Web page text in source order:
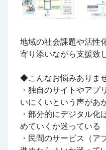
地域の社会課題や活性
寄り添いながら支援致
◆こんなお悩みありま
・独自のサイトやアプ
いにくいという声があ
・部分的にデジタル化
めていくか迷っている
・民間のサービス（ア